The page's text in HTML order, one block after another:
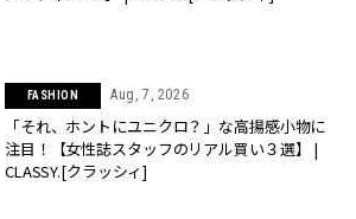
FASHION Aug, 7, 2026
「それ、ホントにユニクロ？」な高揚感小物に
注目！【女性誌スタッフのリアル買い３選】 |
CLASSY.[クラッシィ]